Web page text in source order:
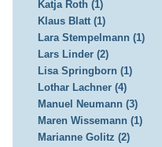
Katja Roth (1)
Klaus Blatt (1)
Lara Stempelmann (1)
Lars Linder (2)
Lisa Springborn (1)
Lothar Lachner (4)
Manuel Neumann (3)
Maren Wissemann (1)
Marianne Golitz (2)